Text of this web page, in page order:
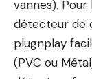
vannes).
détecteur de
plugnplay
(PVC ou